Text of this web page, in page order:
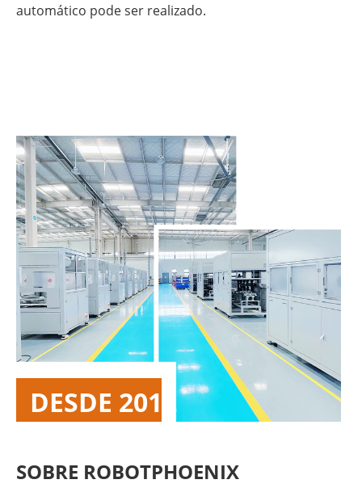
automático pode ser realizado.
DESDE 2012
SOBRE ROBOTPHOENIX